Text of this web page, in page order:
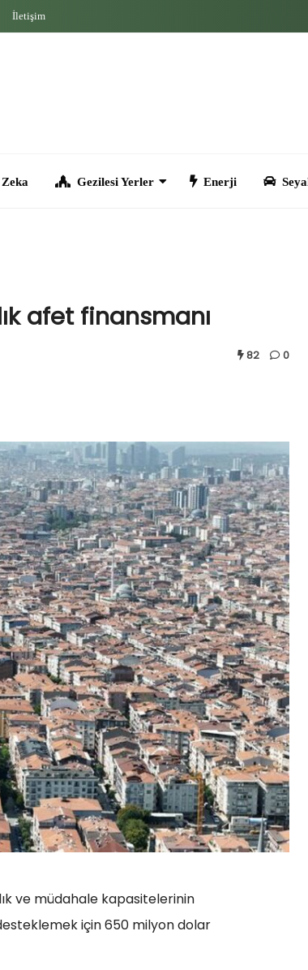
İletişim
afet finansmanı
82 0
ve müdahale kapasitelerinin
için 650 milyon dolar